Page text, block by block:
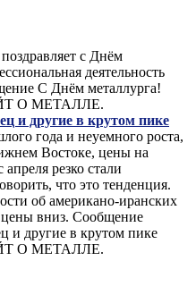
с Днём
деятельность
С Днём металлурга!
О МЕТАЛЛЕ.
и другие в крутом пике
года и неуемного роста,
Востоке, цены на
резко стали
что это тенденция.
об американо-иранских
цены вниз. Сообщение
и другие в крутом пике
О МЕТАЛЛЕ.